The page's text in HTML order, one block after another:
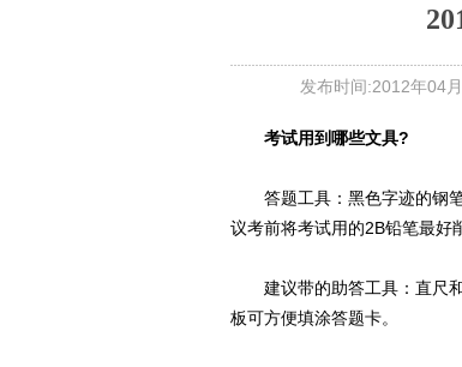
发布时间:2012年04
考试用到哪些文具?
答题工具：黑色字迹的钢笔
议考前将考试用的2B铅笔最好
建议带的助答工具：直尺和
板可方便填涂答题卡。